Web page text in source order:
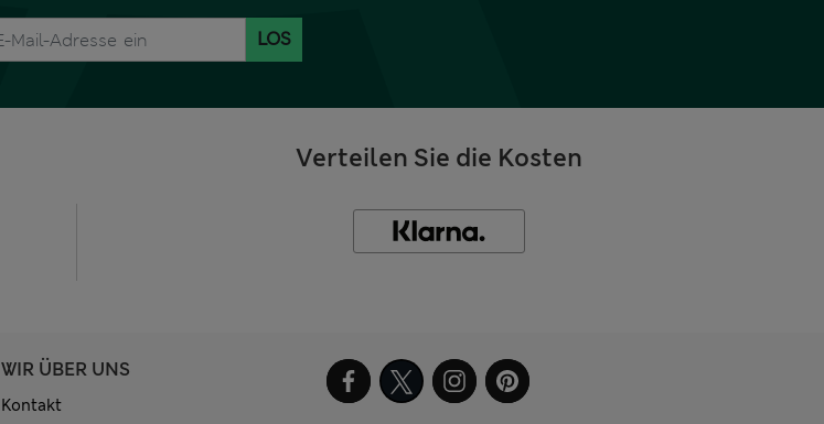
LOS
Verteilen Sie die Kosten
WIR ÜBER UNS
Kontakt